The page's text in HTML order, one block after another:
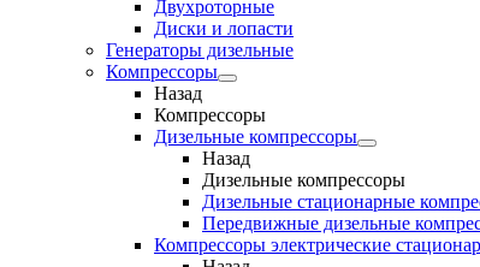
Двухроторные
Диски и лопасти
Генераторы дизельные
Компрессоры
Назад
Компрессоры
Дизельные компрессоры
Назад
Дизельные компрессоры
Дизельные стационарные
Передвижные дизельные
Компрессоры электрические